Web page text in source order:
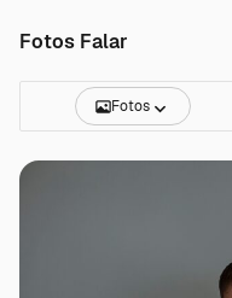
Fotos Falar
Fotos